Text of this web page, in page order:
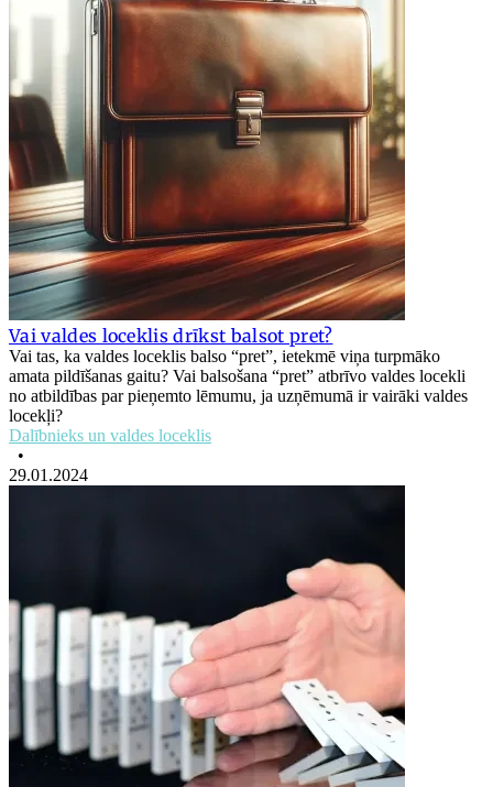
Vai valdes loceklis drīkst balsot pret?
Vai tas, ka valdes loceklis balso “pret”, ietekmē viņa turpmāko
amata pildīšanas gaitu? Vai balsošana “pret” atbrīvo valdes locekli
no atbildības par pieņemto lēmumu, ja uzņēmumā ir vairāki valdes
locekļi?
Dalībnieks un valdes loceklis
•
29.01.2024